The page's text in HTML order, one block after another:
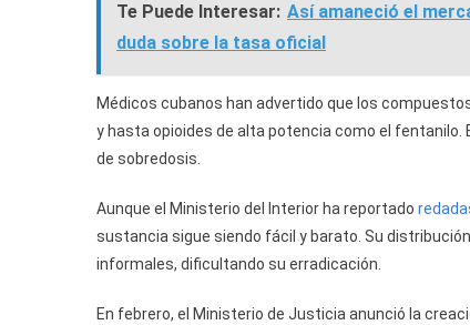
Te Puede Interesar: Así amaneció el
duda sobre la tasa oficial
Médicos cubanos han advertido que los
y hasta opioides de alta potencia como el fentanilo.
de sobredosis.
Aunque el Ministerio del Interior ha reportado
sustancia sigue siendo fácil y barato. Su
informales, dificultando su erradicación.
En febrero, el Ministerio de Justicia anunció la